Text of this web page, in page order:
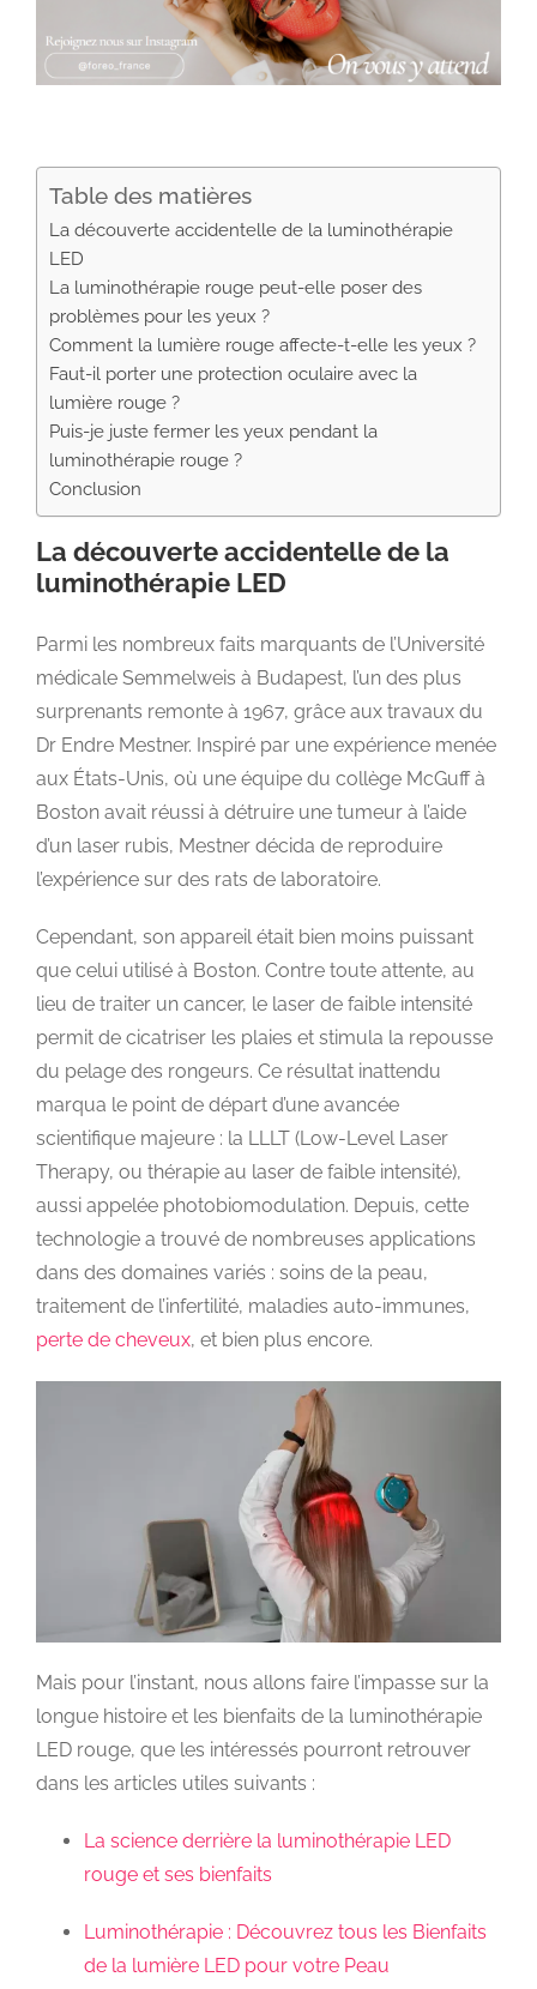
Table des matières
La découverte accidentelle de la luminothérapie
LED
La luminothérapie rouge peut-elle poser des
problèmes pour les yeux ?
Comment la lumière rouge affecte-t-elle les yeux ?
Faut-il porter une protection oculaire avec la
lumière rouge ?
Puis-je juste fermer les yeux pendant la
luminothérapie rouge ?
Conclusion
La découverte accidentelle de la
luminothérapie LED
Parmi les nombreux faits marquants de l’Université
médicale Semmelweis à Budapest, l’un des plus
surprenants remonte à 1967, grâce aux travaux du
Dr Endre Mestner. Inspiré par une expérience menée
aux États-Unis, où une équipe du collège McGuff à
Boston avait réussi à détruire une tumeur à l’aide
d’un laser rubis, Mestner décida de reproduire
l’expérience sur des rats de laboratoire.
Cependant, son appareil était bien moins puissant
que celui utilisé à Boston. Contre toute attente, au
lieu de traiter un cancer, le laser de faible intensité
permit de cicatriser les plaies et stimula la repousse
du pelage des rongeurs. Ce résultat inattendu
marqua le point de départ d’une avancée
scientifique majeure : la LLLT (Low-Level Laser
Therapy, ou thérapie au laser de faible intensité),
aussi appelée photobiomodulation. Depuis, cette
technologie a trouvé de nombreuses applications
dans des domaines variés : soins de la peau,
traitement de l’infertilité, maladies auto-immunes,
perte de cheveux, et bien plus encore.
Mais pour l’instant, nous allons faire l’impasse sur la
longue histoire et les bienfaits de la luminothérapie
LED rouge, que les intéressés pourront retrouver
dans les articles utiles suivants :
La science derrière la luminothérapie LED
rouge et ses bienfaits
Luminothérapie : Découvrez tous les Bienfaits
de la lumière LED pour votre Peau